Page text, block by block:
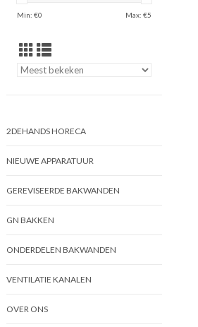
Min: €0 Max: €5
2DEHANDS HORECA
NIEUWE APPARATUUR
GEREVISEERDE BAKWANDEN
GN BAKKEN
ONDERDELEN BAKWANDEN
VENTILATIE KANALEN
OVER ONS